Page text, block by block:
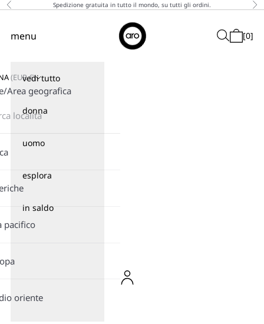
↵Skip to content
↵Skip to menu
↵Skip to footer
↵Open Accessibility Widget
Vai al contenuto
Precedente Spedizione gratuita in tutto il mondo, su tutti gli ordini.
Aro
Menù
menu Cerca
Carrello
[0]
vedi tutto
donna
uomo
esplora
in saldo
(EUR€)
Area geografica
pacifico
oriente